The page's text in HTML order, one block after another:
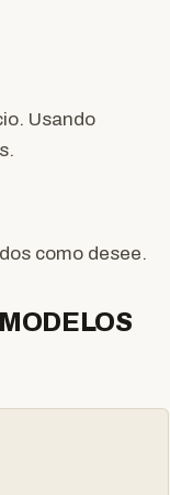
Usando
como desee.